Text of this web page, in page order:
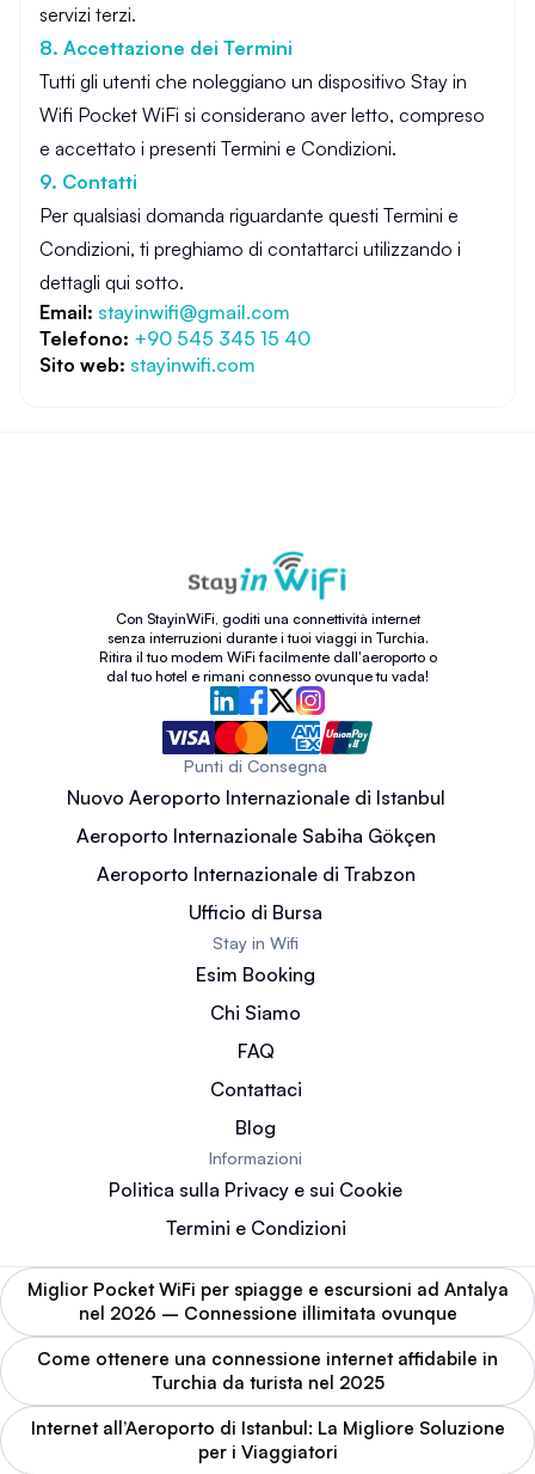
servizi terzi.
8. Accettazione dei Termini
Tutti gli utenti che noleggiano un dispositivo Stay in
Wifi Pocket WiFi si considerano aver letto, compreso
e accettato i presenti Termini e Condizioni.
9. Contatti
Per qualsiasi domanda riguardante questi Termini e
Condizioni, ti preghiamo di contattarci utilizzando i
dettagli qui sotto.
Email: stayinwifi@gmail.com
Telefono: +90 545 345 15 40
Sito web: stayinwifi.com
Con StayinWiFi, goditi una connettività internet
senza interruzioni durante i tuoi viaggi in Turchia.
Ritira il tuo modem WiFi facilmente dall'aeroporto o
dal tuo hotel e rimani connesso ovunque tu vada!
Punti di Consegna
Nuovo Aeroporto Internazionale di Istanbul
Aeroporto Internazionale Sabiha Gökçen
Aeroporto Internazionale di Trabzon
Ufficio di Bursa
Stay in Wifi
Esim Booking
Chi Siamo
FAQ
Contattaci
Blog
Informazioni
Politica sulla Privacy e sui Cookie
Termini e Condizioni
Miglior Pocket WiFi per spiagge e escursioni ad Antalya
nel 2026 – Connessione illimitata ovunque
Come ottenere una connessione internet affidabile in
Turchia da turista nel 2025
Internet all’Aeroporto di Istanbul: La Migliore Soluzione
per i Viaggiatori